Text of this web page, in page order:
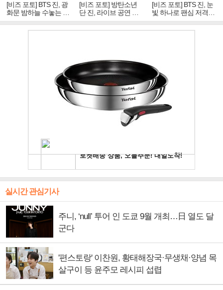
[비즈 포토] BTS 진, 광
화문 밤하늘 수놓는 '비
주얼 킹'의 열창
[비즈 포토] 방탄소년
단 진, 라이브 공연 중
빛나는 독보적 아우라
[비즈 포토] BTS 진, 눈
빛 하나로 팬심 저격…
독보적 카리스마
실시간 관심기사
주니, ‘null’ 투어 인 도쿄 9월 개최…日 열도 달
군다
'편스토랑' 이찬원, 황태해장국·무생채·양념 목
살구이 등 윤주모 레시피 섭렵